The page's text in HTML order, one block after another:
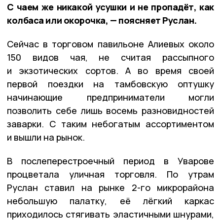
С чаем же никакой усушки и не пропадёт, как
колбаса или окорочка, — поясняет Руслан.
Сейчас в торговом павильоне Алиевых около
150 видов чая, не считая рассыпного
и экзотических сортов. А во время своей
первой поездки на тамбовскую оптушку
начинающие предприниматели могли
позволить себе лишь восемь разновидностей
заварки. С таким небогатым ассортиментом
и вышли на рынок.
В послеперестроечный период в Уварове
процветала уличная торговля. По утрам
Руслан ставил на рынке 2-го микрорайона
небольшую палатку, её лёгкий каркас
приходилось стягивать эластичными шнурами,